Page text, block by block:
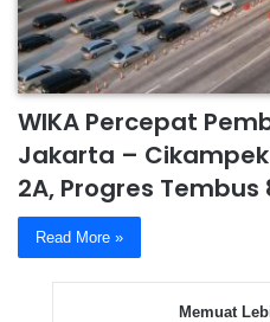
WIKA Percepat
Jakarta –
2A, Progres Tembus
Read More »
Memuat